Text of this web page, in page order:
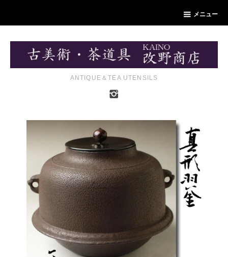
メニュー
ANTIQUE＆TEA UTENSILS